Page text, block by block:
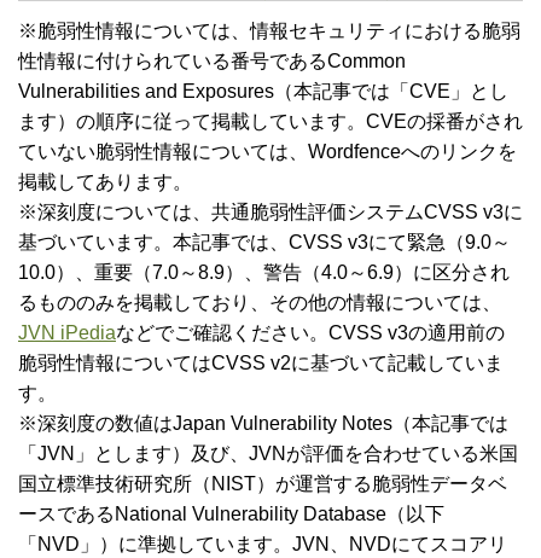
※脆弱性情報については、情報セキュリティにおける脆弱
性情報に付けられている番号であるCommon
Vulnerabilities and Exposures（本記事では「CVE」とし
ます）の順序に従って掲載しています。CVEの採番がされ
ていない脆弱性情報については、Wordfenceへのリンクを
掲載してあります。
※深刻度については、共通脆弱性評価システムCVSS v3に
基づいています。本記事では、CVSS v3にて緊急（9.0～
10.0）、重要（7.0～8.9）、警告（4.0～6.9）に区分され
るもののみを掲載しており、その他の情報については、
JVN iPediaなどでご確認ください。CVSS v3の適用前の
脆弱性情報についてはCVSS v2に基づいて記載していま
す。
※深刻度の数値はJapan Vulnerability Notes（本記事では
「JVN」とします）及び、JVNが評価を合わせている米国
国立標準技術研究所（NIST）が運営する脆弱性データベ
ースであるNational Vulnerability Database（以下
「NVD」）に準拠しています。JVN、NVDにてスコアリ